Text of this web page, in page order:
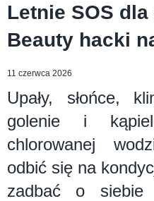
Letnie SOS
Beauty hacki
11 czerwca 2026
Upały, słońce,
golenie i
chlorowanej
odbić się na
zadbać o